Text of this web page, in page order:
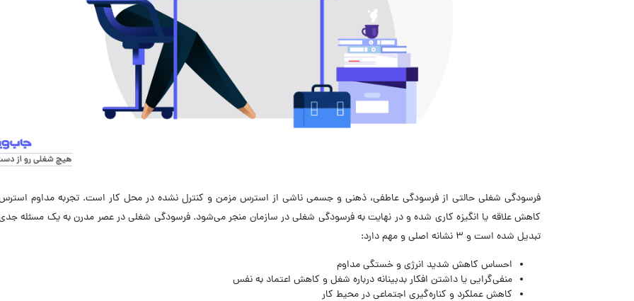
فرسودگی شغلی حالتی از فرسودگی عاطفی، ذهنی و جسمی ناشی از استرس مزمن و کنترل نشده در محل کار است. تجربه مداوم
کاهش علاقه یا انگیزه کاری شده و در نهایت به فرسودگی شغلی در سازمان منجر می‌شود. فرسودگی شغلی در عصر مدرن به یک مسئله
تبدیل شده است و 3 نشانه اصلی و مهم دارد:
احساس کاهش شدید انرژی و خستگی مداوم
منفی‌گرایی یا داشتن افکار بدبینانه درباره شغل و کاهش اعتماد به نفس
کاهش عملکرد و کناره‌گیری اجتماعی در محیط کار